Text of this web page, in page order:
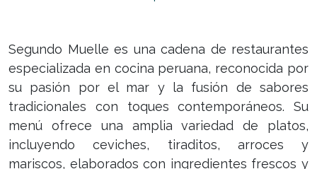
Segundo Muelle es una cadena de restaurantes
especializada en cocina peruana, reconocida por
su pasión por el mar y la fusión de sabores
tradicionales con toques contemporáneos. Su
menú ofrece una amplia variedad de platos,
incluyendo ceviches, tiraditos, arroces y
mariscos, elaborados con ingredientes frescos y